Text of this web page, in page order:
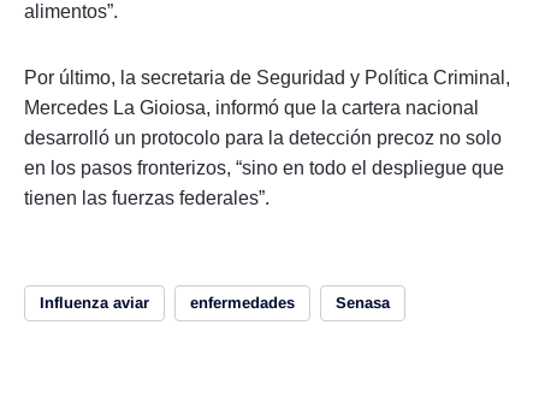
alimentos”.
Por último, la secretaria de Seguridad y Política Criminal,
Mercedes La Gioiosa, informó que la cartera nacional
desarrolló un protocolo para la detección precoz no solo
en los pasos fronterizos, “sino en todo el despliegue que
tienen las fuerzas federales”.
Influenza aviar enfermedades Senasa